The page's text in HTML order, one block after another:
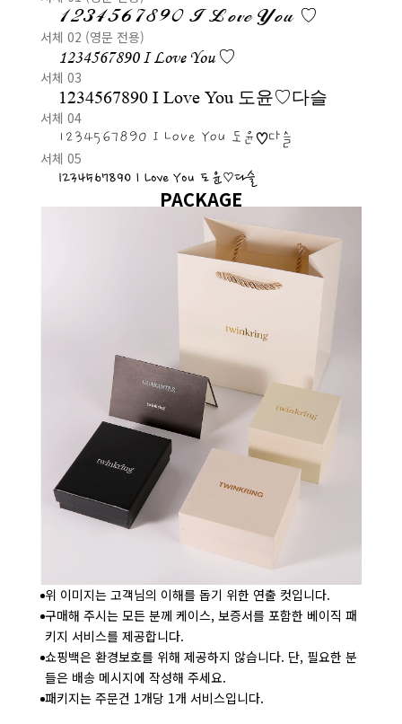
1234567890 I Love You ♡
서체 02 (영문 전용)
1234567890 I Love You ♡
서체 03
1234567890 I Love You 도윤♡다슬
서체 04
1234567890 I Love You 도윤♡다슬
서체 05
1234567890 I Love You 도윤♡다슬
PACKAGE
위 이미지는 고객님의 이해를 돕기 위한 연출 컷입니다.
구매해 주시는 모든 분께 케이스, 보증서를 포함한 베이직 패
키지 서비스를 제공합니다.
쇼핑백은 환경보호를 위해 제공하지 않습니다. 단, 필요한 분
들은 배송 메시지에 작성해 주세요.
패키지는 주문건 1개당 1개 서비스입니다.